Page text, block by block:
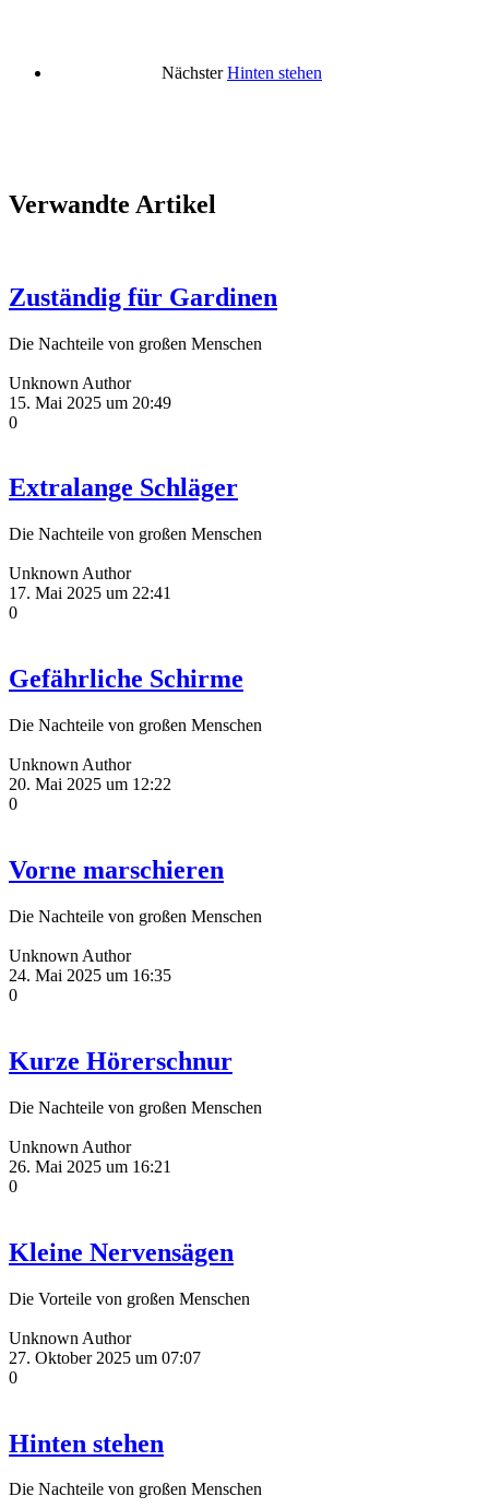
Nächster Hinten stehen
Verwandte Artikel
Zuständig für Gardinen
Die Nachteile von großen Menschen
Unknown Author
15. Mai 2025 um 20:49
0
Extralange Schläger
Die Nachteile von großen Menschen
Unknown Author
17. Mai 2025 um 22:41
0
Gefährliche Schirme
Die Nachteile von großen Menschen
Unknown Author
20. Mai 2025 um 12:22
0
Vorne marschieren
Die Nachteile von großen Menschen
Unknown Author
24. Mai 2025 um 16:35
0
Kurze Hörerschnur
Die Nachteile von großen Menschen
Unknown Author
26. Mai 2025 um 16:21
0
Kleine Nervensägen
Die Vorteile von großen Menschen
Unknown Author
27. Oktober 2025 um 07:07
0
Hinten stehen
Die Nachteile von großen Menschen